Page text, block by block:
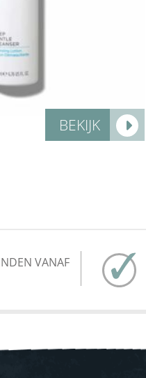
BEKIJK
VANAF